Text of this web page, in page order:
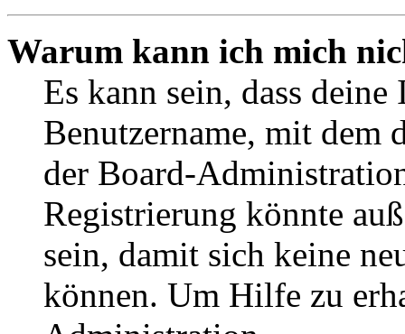
Warum kann ich mich
Es kann sein, dass
Benutzername, mit dem
der Board-
Registrierung könnte
sein, damit sich keine
können. Um Hilfe zu